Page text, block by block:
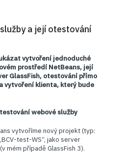
a její otestování
vytvoření jednoduché
prostředí NetBeans, její
GlassFish, otestování přímo
vytvoření klienta, který bude
webové služby
vytvoříme nový projekt (typ:
test-WS“, jako server
mém případě GlassFish 3).